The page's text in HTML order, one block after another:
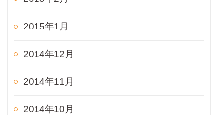
2015年1月
2014年12月
2014年11月
2014年10月